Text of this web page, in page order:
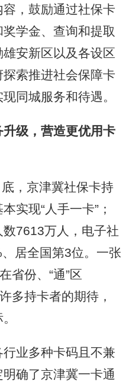
，鼓励通过社保卡
学金、查询和提取
安新区以及各设区
索推进社会保障卡
同城服务和待遇。
级，营造更优用卡
京津冀社保卡持
实现“人手一卡”；
7613万人，电子社
居全国第3位。一张
省份、“通”区
多持卡者的期待，
业多种卡码且不兼
确了京津冀一卡通